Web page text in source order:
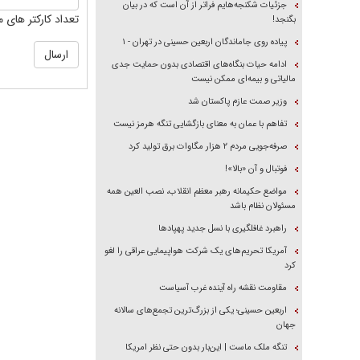
تعداد کارکتر های
جزئیات شکنجه‌هایم فراتر از آن است که در بیان
بگنجد!
پیاده روی جاماندگان اربعین حسینی در تهران - ۱
ادامه حیات بنگاه‌های اقتصادی بدون حمایت جدی
مالیاتی و بیمه‌ای ممکن نیست
وزیر صمت عازم پاکستان شد
تفاهم با عمان به معنای بازگشایی تنگه هرمز نیست
صرفه‌جویی مردم ۲ هزار مگاوات برق تولید کرد
فوتبال و آن «بالا»!
مواضع حکیمانه رهبر معظم انقلاب، نصب العین همه
مسئولان نظام باشد
راهبرد غافلگیری با نسل جدید پهپاد‌ها
آمریکا تحریم‌های یک شرکت هواپیمایی عراقی را لغو
کرد
مقاومت نقشه راه آینده غرب آسیاست
اربعین حسینی؛ یکی از بزرگ‌ترین تجمع‌های سالانه
جهان
تنگه ملک ماست | این‌بار بدون حتی نظر امریکا